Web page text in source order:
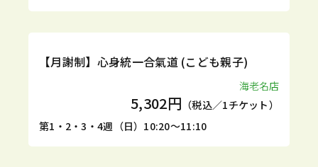
定期 体験
【月謝制】心身統一合氣道 (こども親子)
海老名店
5,302円 （税込／1チケット）
第1・2・3・4週（日）10:20～11:10